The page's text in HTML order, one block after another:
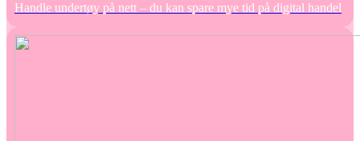
Handle undertøy på nett – du kan spare mye tid på digital handel